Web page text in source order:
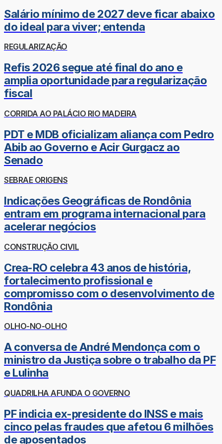
Salário mínimo de 2027 deve ficar abaixo
do ideal para viver; entenda
REGULARIZAÇÃO
Refis 2026 segue até final do ano e
amplia oportunidade para regularização
fiscal
CORRIDA AO PALÁCIO RIO MADEIRA
PDT e MDB oficializam aliança com Pedro
Abib ao Governo e Acir Gurgacz ao
Senado
SEBRAE ORIGENS
Indicações Geográficas de Rondônia
entram em programa internacional para
acelerar negócios
CONSTRUÇÃO CIVIL
Crea-RO celebra 43 anos de história,
fortalecimento profissional e
compromisso com o desenvolvimento de
Rondônia
OLHO-NO-OLHO
A conversa de André Mendonça com o
ministro da Justiça sobre o trabalho da PF
e Lulinha
QUADRILHA AFUNDA O GOVERNO
PF indicia ex-presidente do INSS e mais
cinco pelas fraudes que afetou 6 milhões
de aposentados